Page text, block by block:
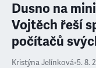
Dusno na
Vojtěch řeší
počítačů
Kristýna Jelínková•5. 8.